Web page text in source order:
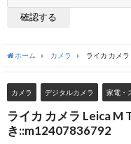
ホーム カメラ ライカ カメ
カメラ デジタルカメラ 家電・
ライカ カメラ Leica M
き::m12407836792